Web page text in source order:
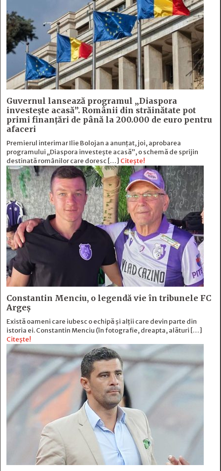
Guvernul lansează programul „Diaspora
investește acasă”. Românii din străinătate pot
primi finanțări de până la 200.000 de euro pentru
afaceri
Premierul interimar Ilie Bolojan a anunțat, joi, aprobarea
programului „Diaspora investește acasă”, o schemă de sprijin
destinată românilor care doresc […] Citește!
Constantin Menciu, o legendă vie în tribunele FC
Argeș
Există oameni care iubesc o echipă și alţii care devin parte din
istoria ei. Constantin Menciu (în fotografie, dreapta, alături […]
Citește!